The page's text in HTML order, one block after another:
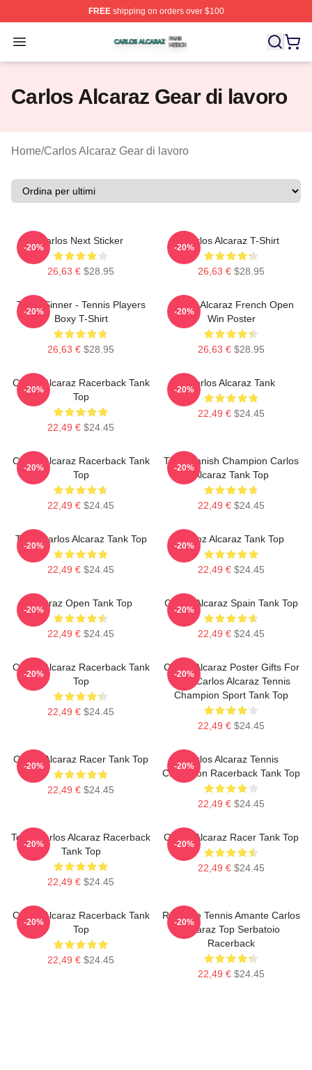
FREEshipping on orders over $100
Open menu
Carlos Alcaraz Shop ⚡️ Officially Licensed Carlos
Carlos Alcaraz Gear di lavoro
Home/Carlos Alcaraz Gear di lavoro
Carlos Next Sticker
26,63 € $28.95
-20%
Carlos Alcaraz T-Shirt
26,63 € $28.95
-20%
Team Sinner - Tennis Players
Boxy T-Shirt
26,63 € $28.95
-20%
Carlos Alcaraz French Open
Win Poster
26,63 € $28.95
-20%
Carlos Alcaraz Racerback Tank
Top
22,49 € $24.45
-20%
Carlos Alcaraz Tank
22,49 € $24.45
-20%
Carlos Alcaraz Racerback Tank
Top
22,49 € $24.45
-20%
The Spanish Champion Carlos
Alcaraz Tank Top
22,49 € $24.45
-20%
Tenis Carlos Alcaraz Tank Top
22,49 € $24.45
-20%
Carloz Alcaraz Tank Top
22,49 € $24.45
-20%
Alcaraz Open Tank Top
22,49 € $24.45
-20%
Carlos Alcaraz Spain Tank Top
22,49 € $24.45
-20%
Carlos Alcaraz Racerback Tank
Top
22,49 € $24.45
-20%
Carlos Alcaraz Poster Gifts For
Him, Carlos Alcaraz Tennis
Champion Sport Tank Top
22,49 € $24.45
-20%
Carlos Alcaraz Racer Tank Top
22,49 € $24.45
-20%
Carlos Alcaraz Tennis
Champion Racerback Tank Top
22,49 € $24.45
-20%
Tenis Carlos Alcaraz Racerback
Tank Top
22,49 € $24.45
-20%
Carlos Alcaraz Racer Tank Top
22,49 € $24.45
-20%
Carlos Alcaraz Racerback Tank
Top
22,49 € $24.45
-20%
Ragazze Tennis Amante Carlos
Alcaraz Top Serbatoio
Racerback
22,49 € $24.45
-20%